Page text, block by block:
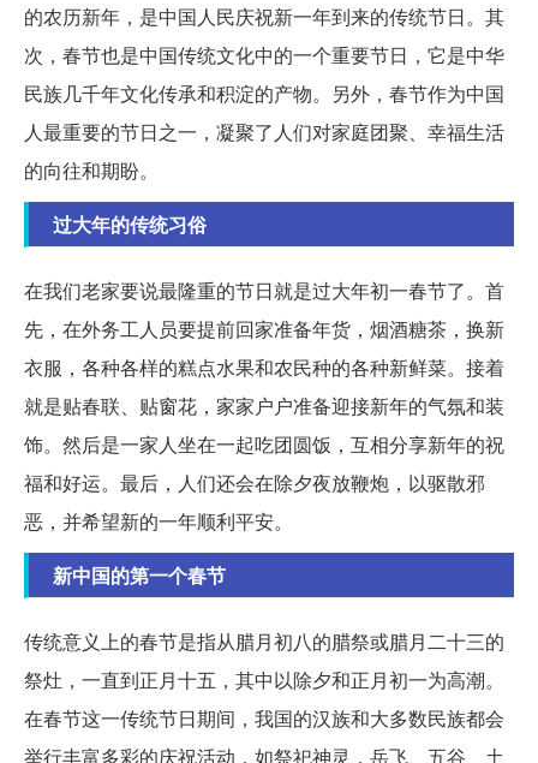
的农历新年，是中国人民庆祝新一年到来的传统节日。其
次，春节也是中国传统文化中的一个重要节日，它是中华
民族几千年文化传承和积淀的产物。另外，春节作为中国
人最重要的节日之一，凝聚了人们对家庭团聚、幸福生活
的向往和期盼。
过大年的传统习俗
在我们老家要说最隆重的节日就是过大年初一春节了。首
先，在外务工人员要提前回家准备年货，烟酒糖茶，换新
衣服，各种各样的糕点水果和农民种的各种新鲜菜。接着
就是贴春联、贴窗花，家家户户准备迎接新年的气氛和装
饰。然后是一家人坐在一起吃团圆饭，互相分享新年的祝
福和好运。最后，人们还会在除夕夜放鞭炮，以驱散邪
恶，并希望新的一年顺利平安。
新中国的第一个春节
传统意义上的春节是指从腊月初八的腊祭或腊月二十三的
祭灶，一直到正月十五，其中以除夕和正月初一为高潮。
在春节这一传统节日期间，我国的汉族和大多数民族都会
举行丰富多彩的庆祝活动，如祭祀神灵，岳飞、五谷、土